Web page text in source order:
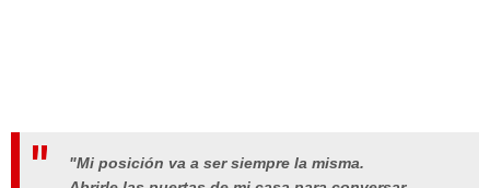
"Mi posición va a ser siempre la misma.